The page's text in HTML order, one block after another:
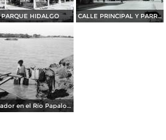
PARQUE HIDALGO CALLE PRINCIPAL Y PARROQUIA
Aguador en el Río Papaloapan